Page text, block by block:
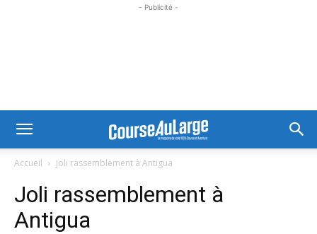
- Publicité -
Accueil Joli rassemblement à Antigua
Joli rassemblement à
Antigua